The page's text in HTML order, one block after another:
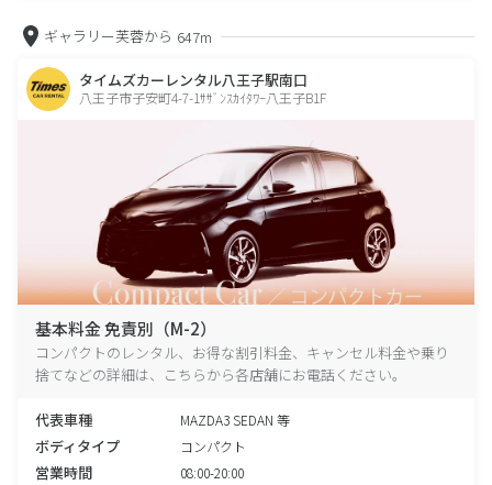
ギャラリー芙蓉から 647m
タイムズカーレンタル八王子駅南口
八王子市子安町4-7-1ｻｻﾞﾝｽｶｲﾀﾜｰ八王子B1F
基本料金 免責別（M-2）
コンパクトのレンタル、お得な割引料金、キャンセル料金や乗り
捨てなどの詳細は、こちらから各店舗にお電話ください。
代表車種 MAZDA3 SEDAN 等
ボディタイプ コンパクト
営業時間 08:00-20:00